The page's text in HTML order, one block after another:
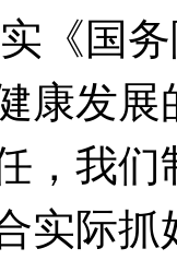
国务
康发展
，我
实际抓